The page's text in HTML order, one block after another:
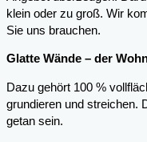
klein oder zu groß. Wir
Sie uns brauchen.
Glatte Wände – der
Dazu gehört 100 %
grundieren und streichen.
getan sein.